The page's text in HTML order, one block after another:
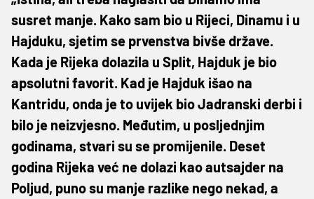
susret manje. Kako sam bio u Rijeci, Dinamu i u
Hajduku, sjetim se prvenstva bivše države.
Kada je Rijeka dolazila u Split, Hajduk je bio
apsolutni favorit. Kad je Hajduk išao na
Kantridu, onda je to uvijek bio Jadranski derbi i
bilo je neizvjesno. Međutim, u posljednjim
godinama, stvari su se promijenile. Deset
godina Rijeka već ne dolazi kao autsajder na
Poljud, puno su manje razlike nego nekad, a